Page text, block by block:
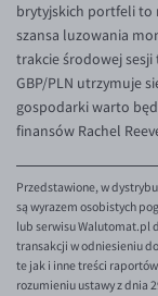
brytyjskich portfeli to
szansa luzowania
trakcie środowej sesji
GBP/PLN utrzymuje
gospodarki warto
finansów Rachel
Przedstawione, w
są wyrazem osobistych
lub serwisu Walutomat.pl
transakcji w odniesieniu
te jak i inne treści
rozumieniu ustawy z dnia